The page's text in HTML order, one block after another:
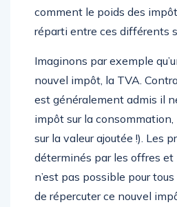
comment le poids des
réparti entre ces différents
Imaginons par exemple
nouvel impôt, la TVA.
est généralement admis il
impôt sur la consommation,
sur la valeur ajoutée !). Les
déterminés par les offres et
n’est pas possible pour
de répercuter ce nouvel